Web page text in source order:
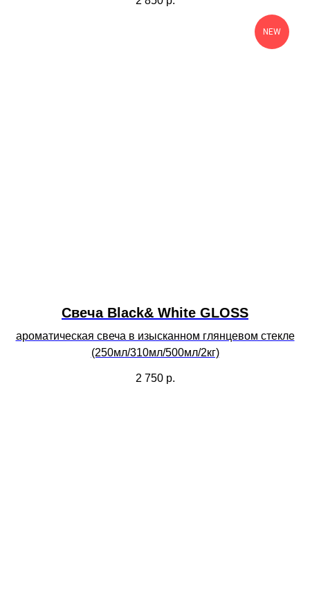
NEW
Свеча Black& White GLOSS
ароматическая свеча в изысканном глянцевом стекле
(250мл/310мл/500мл/2кг)
2 750 р.